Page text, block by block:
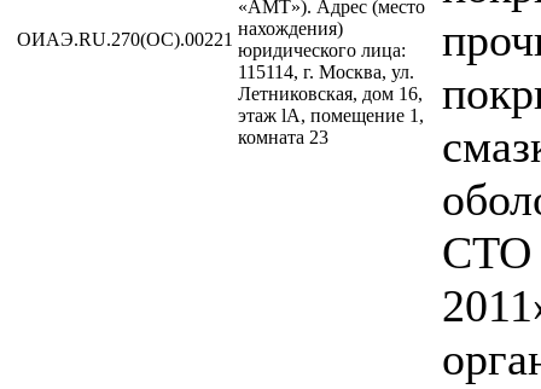
ОИАЭ.RU.270(ОС).00221
«АМТ»). Адрес (место
нахождения)
юридического лица:
115114, г. Москва, ул.
Летниковская, дом 16,
этаж lA, помещение 1,
комната 23
СТО